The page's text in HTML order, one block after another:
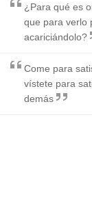
¿Para qué es
que para verlo
acariciándolo?
Come para
vístete para
demás